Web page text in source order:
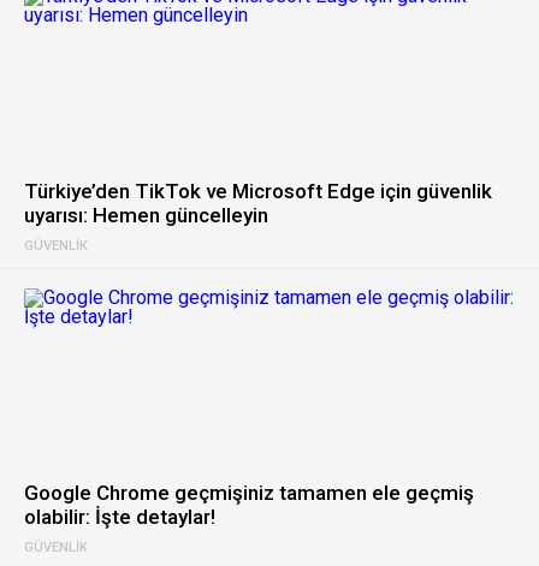
GÜVENLIK
Türkiye’den TikTok ve Microsoft Edge için güvenlik
uyarısı: Hemen güncelleyin
GÜVENLIK
Google Chrome geçmişiniz tamamen ele geçmiş
olabilir: İşte detaylar!